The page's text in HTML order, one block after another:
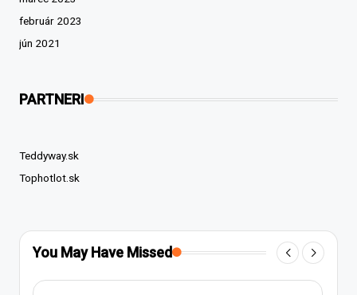
február 2023
jún 2021
PARTNERI
Teddyway.sk
Tophotlot.sk
You May Have Missed